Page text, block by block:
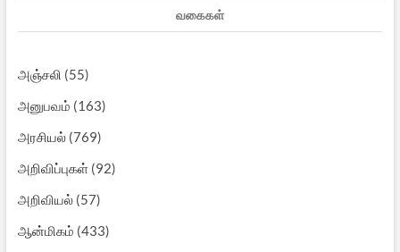
வகைகள்
அஞ்சலி (55)
அனுபவம் (163)
அரசியல்(769)
அறிவிப்புகள்(92)
அறிவியல்(57)
ஆன்மிகம் (433)